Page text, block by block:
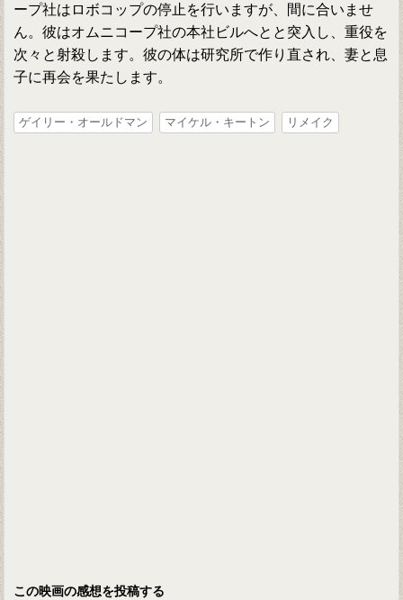
ープ社はロボコップの停止を行いますが、間に合いませ
ん。彼はオムニコープ社の本社ビルへとと突入し、重役を
次々と射殺します。彼の体は研究所で作り直され、妻と息
子に再会を果たします。
ゲイリー・オールドマン マイケル・キートン リメイク
この映画の感想を投稿する